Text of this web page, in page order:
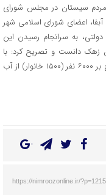
مردم سیستان در مجلس شورای
اعضای شورای اسلامی شهر
به سرانجام رسیدن این
زهک دانست و تصریح کرد: با
اجرای این پروژه، بخشی از شهر زهک با جمعیتی بالغ بر ۶۰۰۰ نفر (۱۵۰۰ خانوار) از آب
https://nimroozonline.ir/